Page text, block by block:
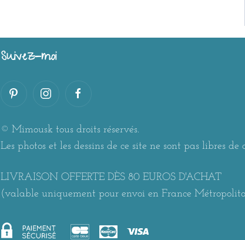
Suivez-moi
© Mimousk tous droits réservés.
Les photos et les dessins de ce site ne sont pas libres de
LIVRAISON OFFERTE DÈS 80 EUROS D'ACHAT
(valable uniquement pour envoi en France